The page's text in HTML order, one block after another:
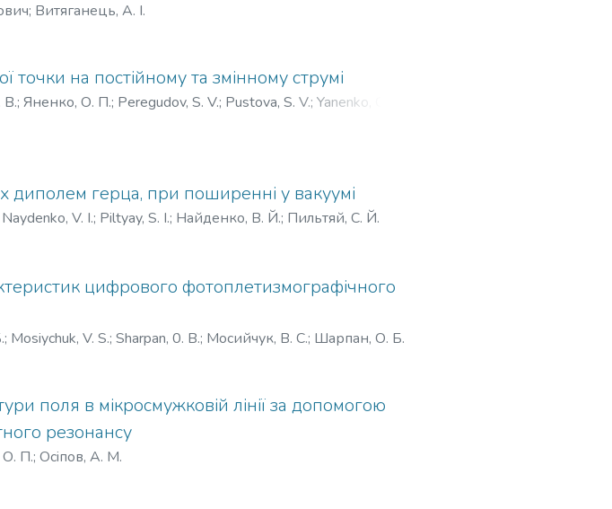
; Витяганець, А. І.
точки на постійному тa змінному струмі
В.; Яненко, О. П.; Peregudov, S. V.; Pustova, S. V.; Yanenko, О. Р.
диполем герца, при поширенні у вакуумі
Naydenko, V. I.; Piltyay, S. I.; Найденко, В. Й.; Пильтяй, С. Й.
цифрового фотоплетизмографічного
; Mosiychuk, V. S.; Sharpan, 0. В.; Мосийчук, B. C.; Шарпан, О. Б.
поля в мікросмужковій лінії за допомогою
резонансу
П.; Ociпoв, A. M.